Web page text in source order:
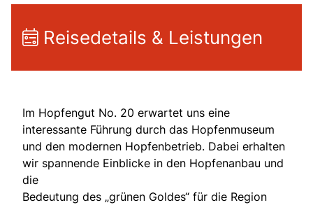
Reisedetails & Leistungen
Im Hopfengut No. 20 erwartet uns eine
interessante Führung durch das Hopfenmuseum
und den modernen Hopfenbetrieb. Dabei erhalten
wir spannende Einblicke in den Hopfenanbau und
die
Bedeutung des „grünen Goldes“ für die Region